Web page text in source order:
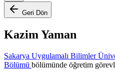
Geri Dön
Kazim Yaman
Sakarya Uygulamalı Bilimler
Bölümü bölümünde öğretim